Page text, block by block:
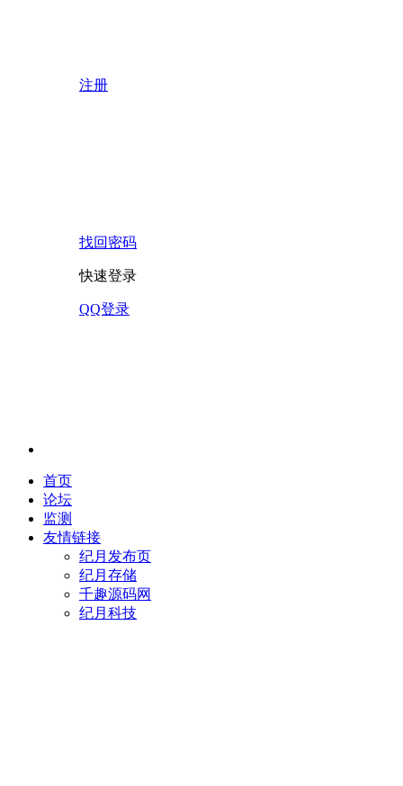
注册
找回密码
快速登录
QQ登录
首页
论坛
监测
友情链接
纪月发布页
纪月存储
千趣源码网
纪月科技